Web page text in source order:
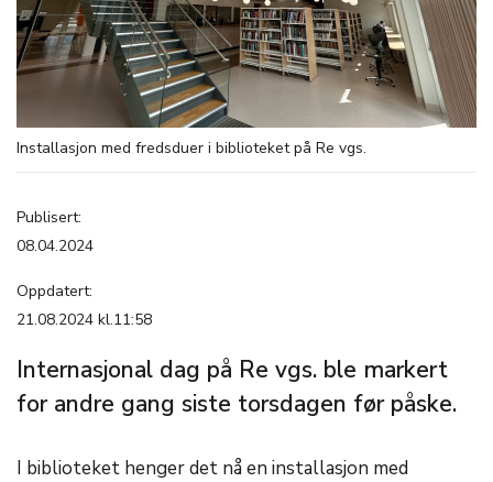
Installasjon med fredsduer i biblioteket på Re vgs.
Publisert:
08.04.2024
Oppdatert:
21.08.2024 kl.11:58
Internasjonal dag på Re vgs. ble markert
for andre gang siste torsdagen før påske.
I biblioteket henger det nå en installasjon med